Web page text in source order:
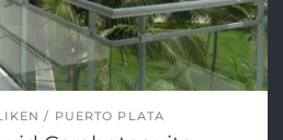
PUERTO PLATA